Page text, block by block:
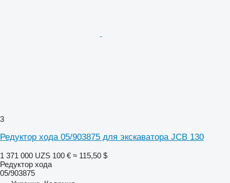
3
Редуктор хода 05/903875 для экскаватора JCB 130
1 371 000 UZS 100 € ≈ 115,50 $
Редуктор хода
05/903875